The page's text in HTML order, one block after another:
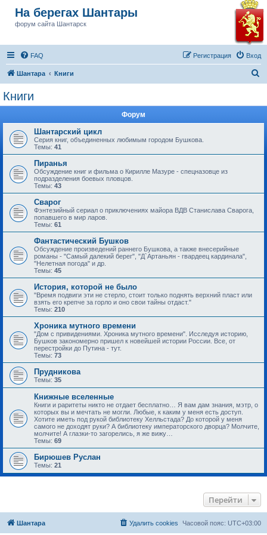
На берегах Шантары
форум сайта Шантарск
FAQ Вход
Регистрация
Шантара Книги
Книги
Форум
Шантарский цикл
Серия книг, объединенных любимым городом Бушкова.
Темы: 41
Пиранья
Обсуждение книг и фильма о Кирилле Мазуре - спецназовце из
подразделения боевых пловцов.
Темы: 43
Сварог
Фэнтезийный сериал о приключениях майора ВДВ Станислава Сварога,
попавшего в мир ларов.
Темы: 61
Фантастический Бушков
Обсуждение произведений раннего Бушкова, а также внесерийные
романы - "Самый далекий берег", "Д`Артаньян - гвардеец кардинала",
"Нелетная погода" и др.
Темы: 45
История, которой не было
"Время подвиги эти не стерло, стоит только поднять верхний пласт или
взять его крепче за горло и оно свои тайны отдаст."
Темы: 210
Хроника мутного времени
"Дом с привидениями. Хроника мутного времени". Исследуя историю,
Бушков закономерно пришел к новейшей истории России. Все, от
перестройки до Путина - тут.
Темы: 73
Прудникова
Темы: 35
Книжные вселенные
Книги и раритеты никто не отдает бесплатно… Я вам дам знания, мэтр, о
которых вы и мечтать не могли. Любые, к каким у меня есть доступ.
Хотите иметь под рукой библиотеку Хелльстада? До которой у меня
самого не доходят руки? А библиотеку императорского дворца? Молчите,
молчите! А глазки-то загорелись, я же вижу…
Темы: 69
Бирюшев Руслан
Темы: 21
Перейти
Шантара Часовой пояс: UTC+03:00
Удалить cookies